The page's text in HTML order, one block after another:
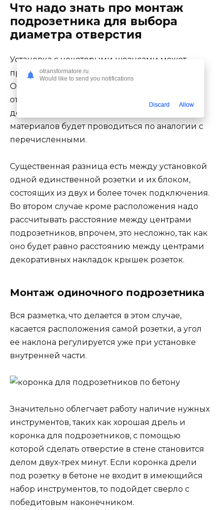
Что надо знать про монтаж
подрозетника для выбора
диаметра отверстия
Установка с некоторыми нюансами может
производиться в стены из любых материалов.
Основные отличия есть между сверлением
отверстий в бетоне, кирпичах, гипсокартоне и
дереве, а монтаж в стенах из других
материалов будет проводиться по аналогии с
перечисленными.
Существенная разница есть между установкой
одной единственной розетки и их блоком,
состоящих из двух и более точек подключения.
Во втором случае кроме расположения надо
рассчитывать расстояние между центрами
подрозетников, впрочем, это несложно, так как
оно будет равно расстоянию между центрами
декоративных накладок крышек розеток.
Монтаж одиночного подрозетника
Вся разметка, что делается в этом случае,
касается расположения самой розетки, а угол
ее наклона регулируется уже при установке
внутренней части.
Значительно облегчает работу наличие нужных
инструментов, таких как хорошая дрель и
коронка для подрозетников, с помощью
которой сделать отверстие в стене становится
делом двух-трех минут. Если коронка дрели
под розетку в бетоне не входит в имеющийся
набор инструментов, то подойдет сверло с
победитовым наконечником.
otransformatore.ru
Would like to send you notifications
Discard Allow